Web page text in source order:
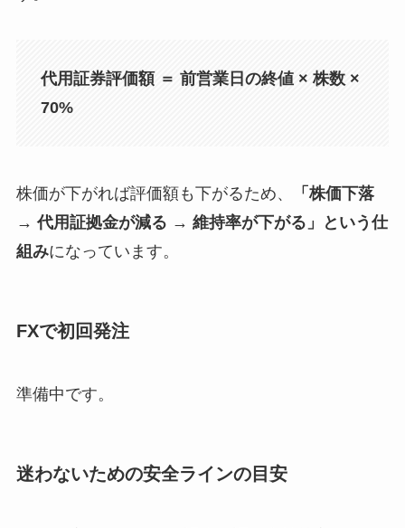
代用証券評価額 ＝ 前営業日の終値 × 株数 ×
70%
株価が下がれば評価額も下がるため、
「株価下落
→ 代用証拠金が減る → 維持率が下がる」という仕
組みになっています。
FXで初回発注
準備中です。
迷わないための安全ラインの目安